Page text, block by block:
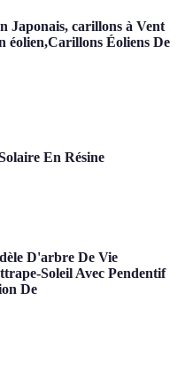
Japonais, carillons à Vent
éolien,Carillons Éoliens De
En Résine
D'arbre De Vie
Soleil Avec Pendentif
De